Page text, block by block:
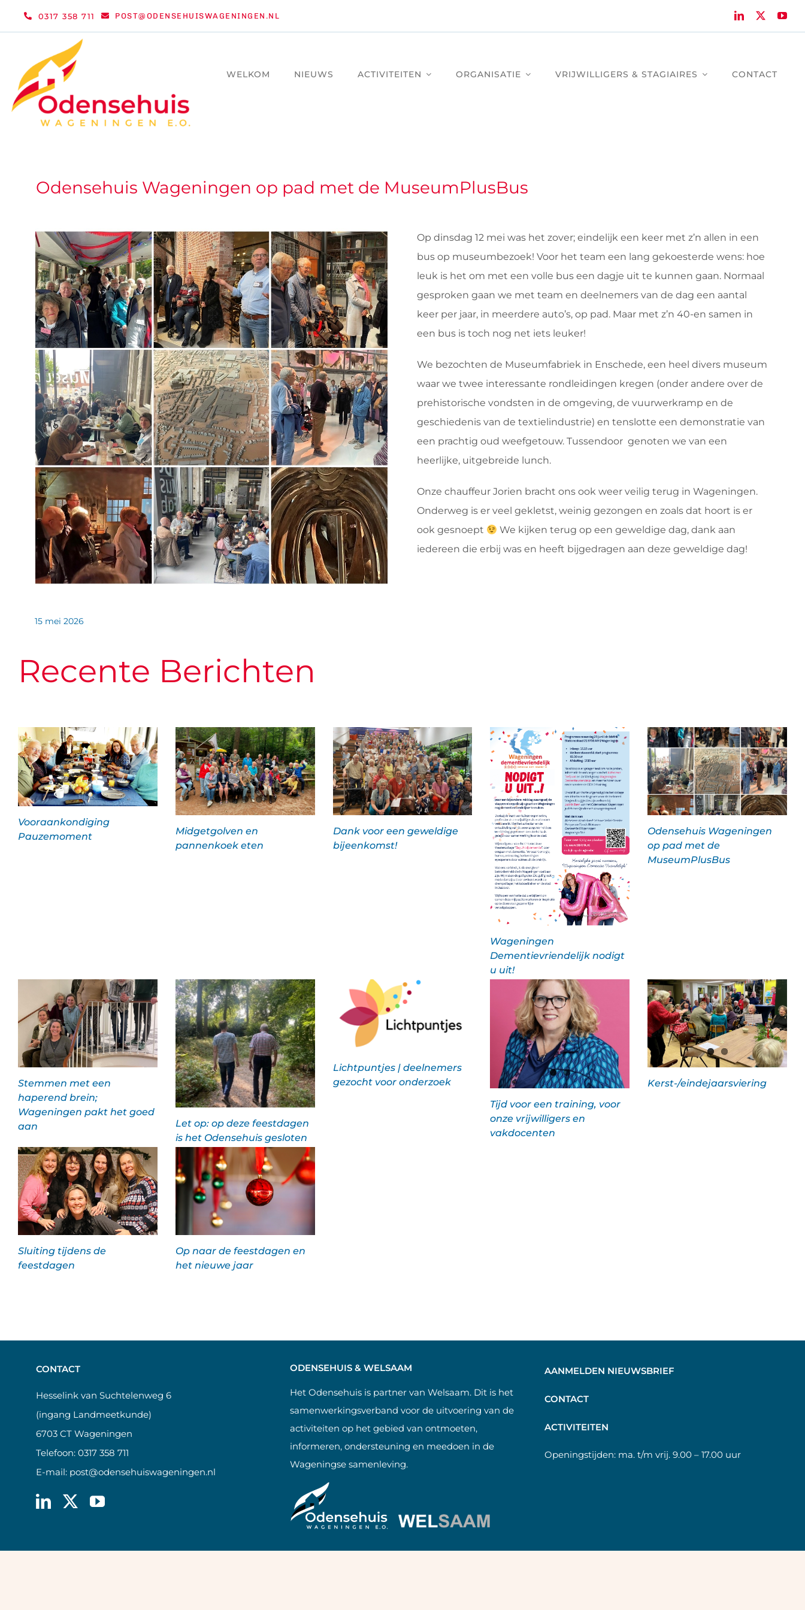
0317 358 711 POST@ODENSEHUISWAGENINGEN.NL
WELKOM NIEUWS ACTIVITEITEN ORGANISATIE VRIJWILLIGERS & STAGIAIRES CONTACT
Odensehuis Wageningen op pad met de MuseumPlusBus
Op dinsdag 12 mei was het zover; eindelijk een keer met z’n allen in een
bus op museumbezoek! Voor het team een lang gekoesterde wens: hoe
leuk is het om met een volle bus een dagje uit te kunnen gaan. Normaal
gesproken gaan we met team en deelnemers van de dag een aantal
keer per jaar, in meerdere auto’s, op pad. Maar met z’n 40-en samen in
een bus is toch nog net iets leuker!
We bezochten de Museumfabriek in Enschede, een heel divers museum
waar we twee interessante rondleidingen kregen (onder andere over de
prehistorische vondsten in de omgeving, de vuurwerkramp en de
geschiedenis van de textielindustrie) en tenslotte een demonstratie van
een prachtig oud weefgetouw. Tussendoor genoten we van een
heerlijke, uitgebreide lunch.
Onze chauffeur Jorien bracht ons ook weer veilig terug in Wageningen.
Onderweg is er veel gekletst, weinig gezongen en zoals dat hoort is er
ook gesnoept
We kijken terug op een geweldige dag, dank aan
iedereen die erbij was en heeft bijgedragen aan deze geweldige dag!
15 mei 2026
Recente Berichten
Vooraankondiging
Pauzemoment
Midgetgolven en
pannenkoek eten
Dank voor een geweldige
bijeenkomst!
Wageningen
Dementievriendelijk nodigt
u uit!
Odensehuis Wageningen
op pad met de
MuseumPlusBus
Stemmen met een
haperend brein;
Wageningen pakt het goed
aan
Let op: op deze feestdagen
is het Odensehuis gesloten
Lichtpuntjes | deelnemers
gezocht voor onderzoek
Tijd voor een training, voor
onze vrijwilligers en
vakdocenten
Kerst-/eindejaarsviering
Sluiting tijdens de
feestdagen
Op naar de feestdagen en
het nieuwe jaar
CONTACT
Hesselink van Suchtelenweg 6
(ingang Landmeetkunde)
6703 CT Wageningen
Telefoon: 0317 358 711
E-mail: post@odensehuiswageningen.nl
ODENSEHUIS & WELSAAM
Het Odensehuis is partner van Welsaam. Dit is het
samenwerkingsverband voor de uitvoering van de
activiteiten op het gebied van ontmoeten,
informeren, ondersteuning en meedoen in de
Wageningse samenleving.
AANMELDEN NIEUWSBRIEF
CONTACT
ACTIVITEITEN
Openingstijden: ma. t/m vrij. 9.00 – 17.00 uur